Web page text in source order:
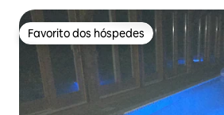
Favorito dos hóspedes
Favorito dos hóspedes